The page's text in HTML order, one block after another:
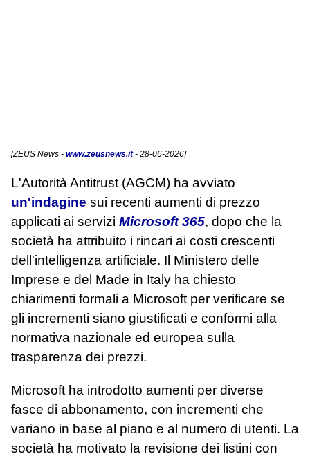
[ZEUS News - www.zeusnews.it- 28-06-2026]
L'Autorità Antitrust (AGCM) ha avviato
un'indagine sui recenti aumenti di prezzo
applicati ai servizi Microsoft 365, dopo che la
società ha attribuito i rincari ai costi crescenti
dell'intelligenza artificiale. Il Ministero delle
Imprese e del Made in Italy ha chiesto
chiarimenti formali a Microsoft per verificare se
gli incrementi siano giustificati e conformi alla
normativa nazionale ed europea sulla
trasparenza dei prezzi.
Microsoft ha introdotto aumenti per diverse
fasce di abbonamento, con incrementi che
variano in base al piano e al numero di utenti. La
società ha motivato la revisione dei listini con